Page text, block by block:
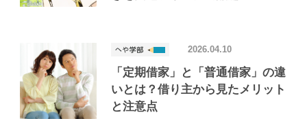
「定期借家」と「普通借家」の違
いとは？借り主から見たメリット
と注意点
2026.04.10